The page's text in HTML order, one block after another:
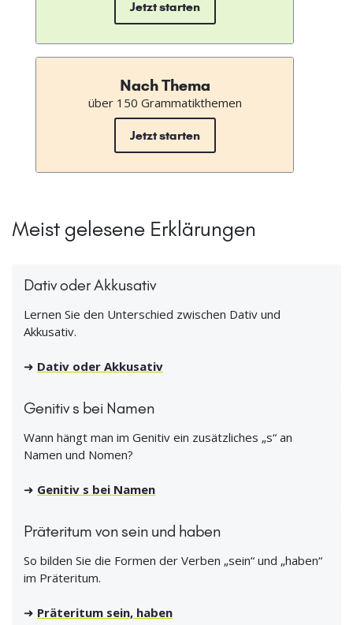
Jetzt starten
Nach Thema
über 150 Grammatikthemen
Jetzt starten
Meist gelesene Erklärungen
Dativ oder Akkusativ
Lernen Sie den Unterschied zwischen Dativ und
Akkusativ.
➜ Dativ oder Akkusativ
Genitiv s bei Namen
Wann hängt man im Genitiv ein zusätzliches „s“ an
Namen und Nomen?
➜ Genitiv s bei Namen
Präteritum von sein und haben
So bilden Sie die Formen der Verben „sein“ und „haben“
im Präteritum.
➜ Präteritum sein, haben